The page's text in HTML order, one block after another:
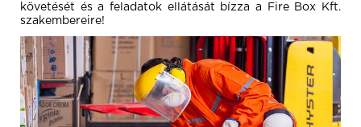
követését és a feladatok ellátását bízza a Fire Box Kft.
szakembereire!